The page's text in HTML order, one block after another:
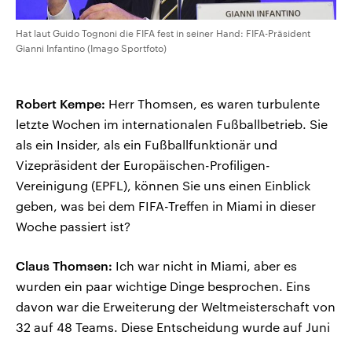
Hat laut Guido Tognoni die FIFA fest in seiner Hand: FIFA-Präsident
Gianni Infantino (Imago Sportfoto)
Robert Kempe: Herr Thomsen, es waren turbulente
letzte Wochen im internationalen Fußballbetrieb. Sie
als ein Insider, als ein Fußballfunktionär und
Vizepräsident der Europäischen-Profiligen-
Vereinigung (EPFL), können Sie uns einen Einblick
geben, was bei dem FIFA-Treffen in Miami in dieser
Woche passiert ist?
Claus Thomsen: Ich war nicht in Miami, aber es
wurden ein paar wichtige Dinge besprochen. Eins
davon war die Erweiterung der Weltmeisterschaft von
32 auf 48 Teams. Diese Entscheidung wurde auf Juni